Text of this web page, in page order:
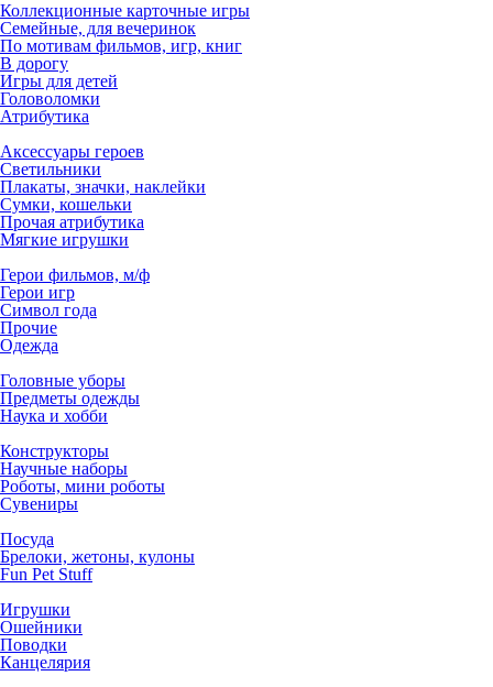
Коллекционные карточные игры
Семейные, для вечеринок
По мотивам фильмов, игр, книг
В дорогу
Игры для детей
Головоломки
Атрибутика
Аксессуары героев
Светильники
Плакаты, значки, наклейки
Сумки, кошельки
Прочая атрибутика
Мягкие игрушки
Герои фильмов, м/ф
Герои игр
Символ года
Прочие
Одежда
Головные уборы
Предметы одежды
Наука и хобби
Конструкторы
Научные наборы
Роботы, мини роботы
Сувениры
Посуда
Брелоки, жетоны, кулоны
Fun Pet Stuff
Игрушки
Ошейники
Поводки
Канцелярия